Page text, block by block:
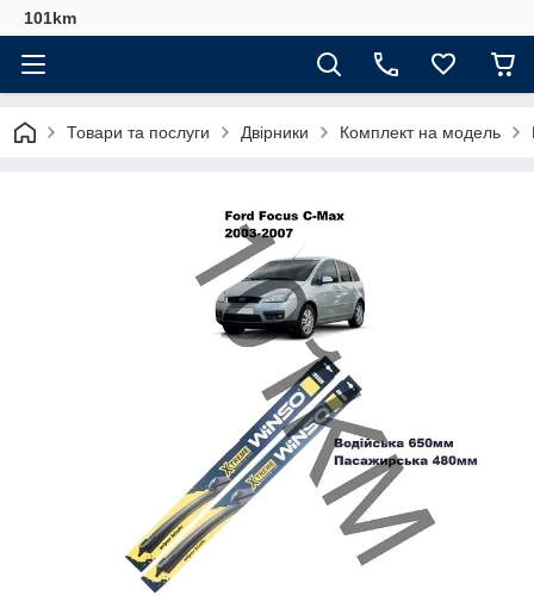
101km
Товари та послуги Двірники Комплект на модель